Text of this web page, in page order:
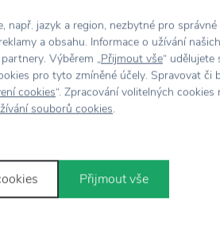
Materiál
Rozměr
např. jazyk a region, nezbytné pro
a obsahu. Informace o užívání
Výběrem „Přijmout vše“ udělujete
pro tyto zmíněné účely. Spravovat či
cookies“. Zpracování volitelných cookies
souborů cookies.
Přijmout vše